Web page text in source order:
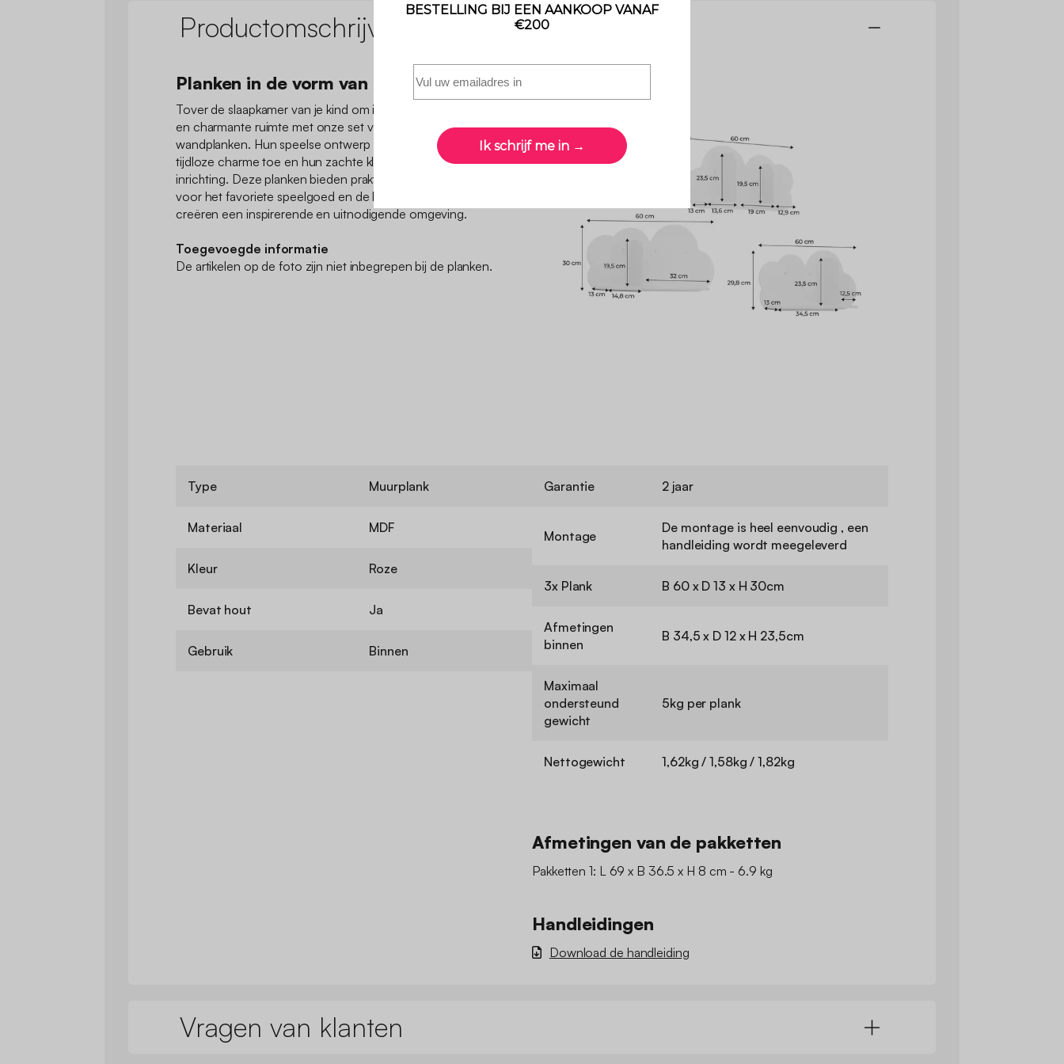
Productomschrijving
Planken in de vorm van een wolk
Tover de slaapkamer van je kind om in een georganiseerde
en charmante ruimte met onze set van 3 wolkvormige
wandplanken. Hun speelse ontwerp voegt een vleugje
tijdloze charme toe en hun zachte kleur past bij elke
inrichting. Deze planken bieden praktische opbergruimte
voor het favoriete speelgoed en de boeken van je kind en
creëren een inspirerende en uitnodigende omgeving.
Toegevoegde informatie
De artikelen op de foto zijn niet inbegrepen bij de planken.
Type Muurplank
Materiaal MDF
Kleur Roze
Bevat hout Ja
Gebruik Binnen
Garantie 2 jaar
Montage
De montage is heel eenvoudig , een
handleiding wordt meegeleverd
3x Plank B 60 x D 13 x H 30cm
Afmetingen
binnen
B 34,5 x D 12 x H 23,5cm
Maximaal
ondersteund
gewicht
5kg per plank
Nettogewicht 1,62kg / 1,58kg / 1,82kg
Afmetingen van de pakketten
Pakketten 1: L 69 x B 36.5 x H 8 cm - 6.9 kg
Handleidingen
Download de handleiding
Vragen van klanten